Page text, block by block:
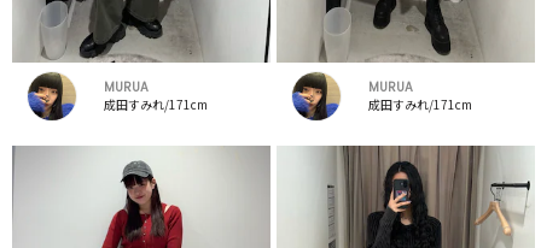
MURUA
成田すみれ/171cm
MURUA
成田すみれ/171cm